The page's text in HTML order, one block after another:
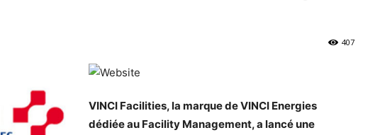
407
VINCI Facilities, la marque de VINCI Energies
dédiée au Facility Management, a lancé une